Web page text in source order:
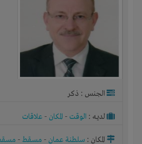
الجنس : ذكر
لديـه : الوقت - المكان - علاقات
المكان : سلطنة عمان - مسقط-